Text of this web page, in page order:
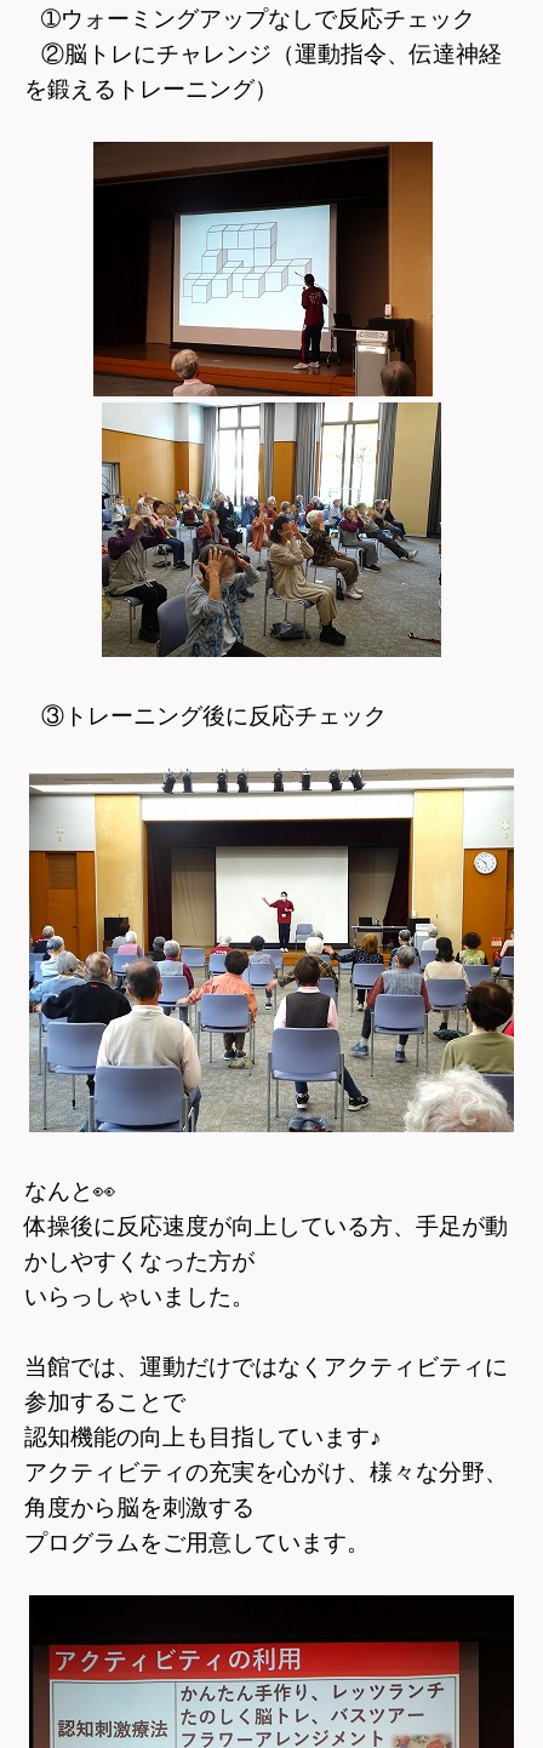
➀ウォーミングアップなしで反応チェック
②脳トレにチャレンジ（運動指令、伝達神経
を鍛えるトレーニング）
③トレーニング後に反応チェック
なんと👀
体操後に反応速度が向上している方、手足が動
かしやすくなった方が
いらっしゃいました。
当館では、運動だけではなくアクティビティに
参加することで
認知機能の向上も目指しています♪
アクティビティの充実を心がけ、様々な分野、
角度から脳を刺激する
プログラムをご用意しています。